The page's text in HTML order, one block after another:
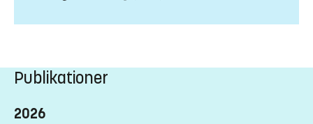
Publikationer
2026